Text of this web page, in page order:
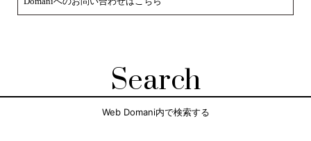
Search
Web Domani内で検索する